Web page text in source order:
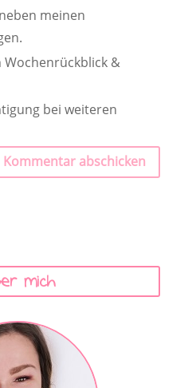
meinen
Wochenrückblick &
bei weiteren
Kommentar abschicken
mich